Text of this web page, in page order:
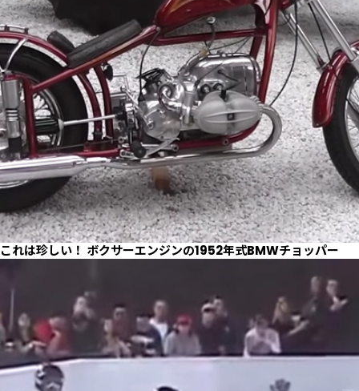
これは珍しい！ ボクサーエンジンの1952年式BMWチョッパー